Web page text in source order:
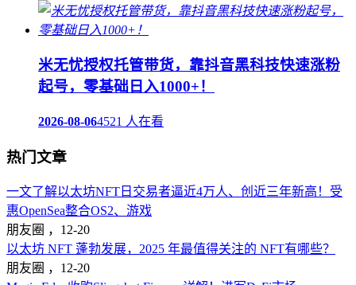
米无忧授权托管带货，靠抖音黑科技快速涨粉
起号，零基础日入1000+！
2026-08-064521 人在看
热门文章
一文了解以太坊NFT日交易者逼近4万人、创近三年新高！受
惠OpenSea整合OS2、游戏
朋友圈 ， 12-20
以太坊 NFT 蓬勃发展，2025 年最值得关注的 NFT有哪些？
朋友圈 ， 12-20